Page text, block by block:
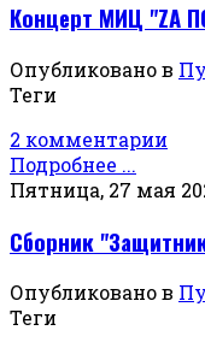
Концерт МИЦ "ZА
Опубликовано в
Теги
2 комментарии
Подробнее ...
Пятница, 27 мая
Сборник
Опубликовано в
Теги